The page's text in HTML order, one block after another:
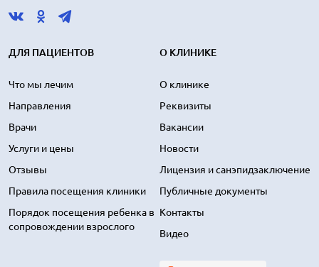
ДЛЯ ПАЦИЕНТОВ
Что мы лечим
Направления
Врачи
Услуги и цены
Отзывы
Правила посещения клиники
Порядок посещения ребенка в
сопровождении взрослого
О КЛИНИКЕ
О клинике
Реквизиты
Вакансии
Новости
Лицензия и санэпидзаключение
Публичные документы
Контакты
Видео